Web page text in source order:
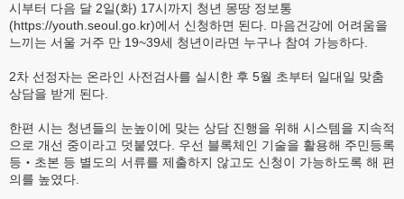
시부터 다음 달 2일(화) 17시까지 청년 몽땅 정보통
(https://youth.seoul.go.kr)에서 신청하면 된다. 마음건강에 어려움을
느끼는 서울 거주 만 19~39세 청년이라면 누구나 참여 가능하다.
2차 선정자는 온라인 사전검사를 실시한 후 5월 초부터 일대일 맞춤
상담을 받게 된다.
한편 시는 청년들의 눈높이에 맞는 상담 진행을 위해 시스템을 지속적
으로 개선 중이라고 덧붙였다. 우선 블록체인 기술을 활용해 주민등록
등‧초본 등 별도의 서류를 제출하지 않고도 신청이 가능하도록 해 편
의를 높였다.